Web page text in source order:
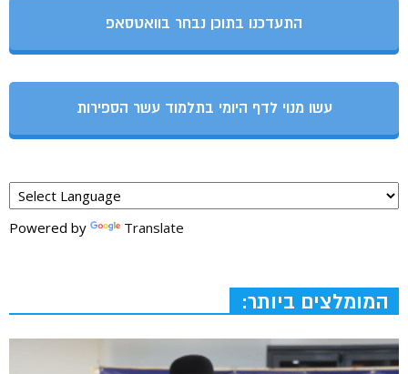
התעדכנו בתוכן נבחר בוואטסאפ
עשו מנוי לדף היומי בתלמוד עשר הספירות
Powered by Translate
המומלצים ביותר: